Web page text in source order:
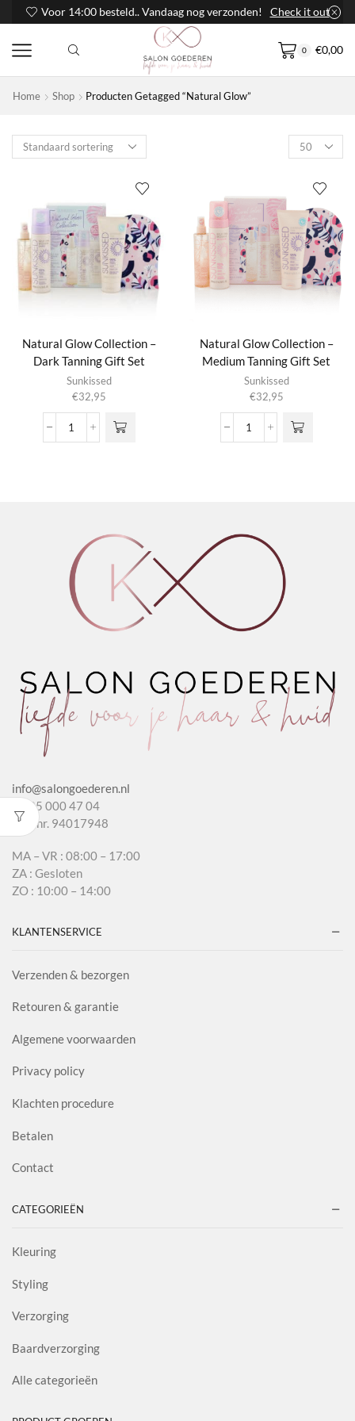
Voor 14:00 besteld.. Vandaag nog verzonden! Check it out
0 €0,00
Home Shop Producten Getagged “Natural Glow”
Products
per
Natural Glow Collection –
Dark Tanning Gift Set
Sunkissed
€32,95
Natural
aantal
Natural Glow Collection –
Medium Tanning Gift Set
Sunkissed
€32,95
Natural
Set
aantal
info@salongoederen.nl
T 085 000 47 04
KvK nr. 94017948
MA – VR : 08:00 – 17:00
ZA : Gesloten
ZO : 10:00 – 14:00
KLANTENSERVICE
Verzenden & bezorgen
Retouren & garantie
Algemene voorwaarden
Privacy policy
Klachten procedure
Betalen
Contact
CATEGORIEËN
Kleuring
Styling
Verzorging
Baardverzorging
Alle categorieën